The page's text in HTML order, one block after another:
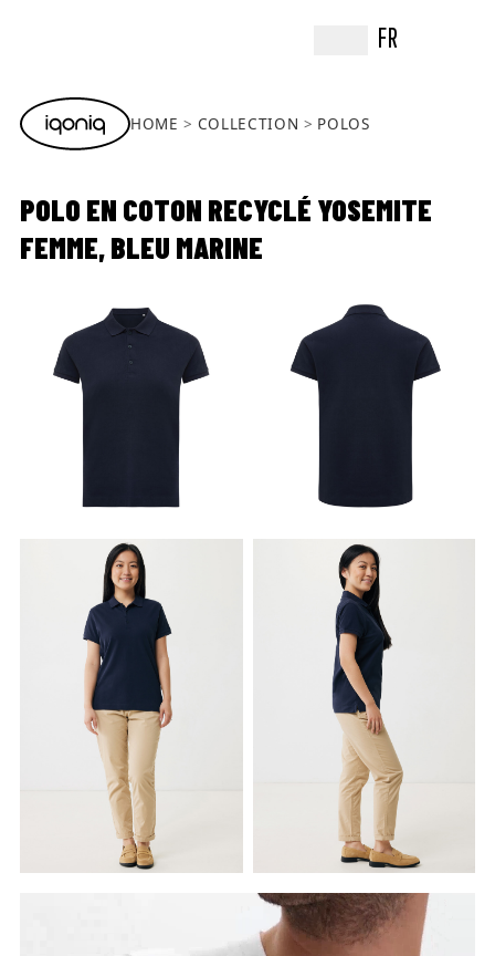
FR
HOME COLLECTION POLOS
POLO EN COTON RECYCLÉ YOSEMITE
FEMME, BLEU MARINE